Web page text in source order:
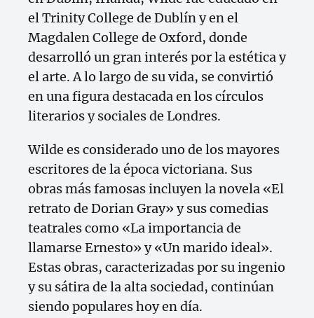
el Trinity College de Dublín y en el
Magdalen College de Oxford, donde
desarrolló un gran interés por la estética y
el arte. A lo largo de su vida, se convirtió
en una figura destacada en los círculos
literarios y sociales de Londres.
Wilde es considerado uno de los mayores
escritores de la época victoriana. Sus
obras más famosas incluyen la novela «El
retrato de Dorian Gray» y sus comedias
teatrales como «La importancia de
llamarse Ernesto» y «Un marido ideal».
Estas obras, caracterizadas por su ingenio
y su sátira de la alta sociedad, continúan
siendo populares hoy en día.